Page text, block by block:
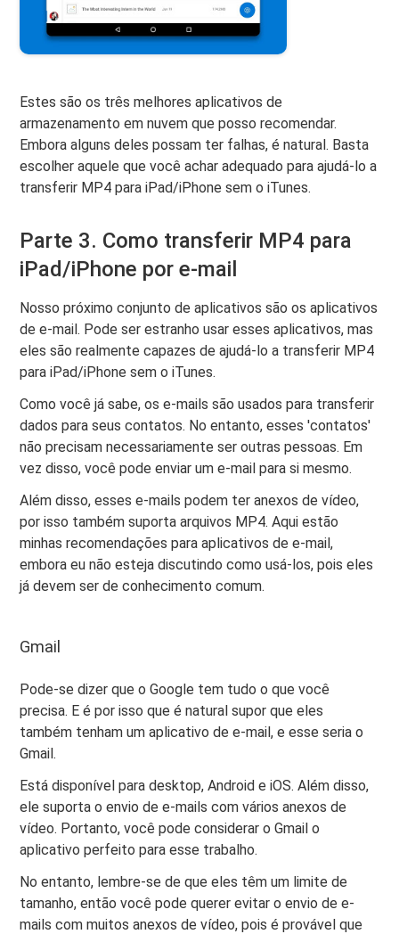
Estes são os três melhores aplicativos de
armazenamento em nuvem que posso recomendar.
Embora alguns deles possam ter falhas, é natural. Basta
escolher aquele que você achar adequado para ajudá-lo a
transferir MP4 para iPad/iPhone sem o iTunes.
Parte 3. Como transferir MP4 para
iPad/iPhone por e-mail
Nosso próximo conjunto de aplicativos são os aplicativos
de e-mail. Pode ser estranho usar esses aplicativos, mas
eles são realmente capazes de ajudá-lo a transferir MP4
para iPad/iPhone sem o iTunes.
Como você já sabe, os e-mails são usados ​​para transferir
dados para seus contatos. No entanto, esses 'contatos'
não precisam necessariamente ser outras pessoas. Em
vez disso, você pode enviar um e-mail para si mesmo.
Além disso, esses e-mails podem ter anexos de vídeo,
por isso também suporta arquivos MP4. Aqui estão
minhas recomendações para aplicativos de e-mail,
embora eu não esteja discutindo como usá-los, pois eles
já devem ser de conhecimento comum.
Gmail
Pode-se dizer que o Google tem tudo o que você
precisa. E é por isso que é natural supor que eles
também tenham um aplicativo de e-mail, e esse seria o
Gmail.
Está disponível para desktop, Android e iOS. Além disso,
ele suporta o envio de e-mails com vários anexos de
vídeo. Portanto, você pode considerar o Gmail o
aplicativo perfeito para esse trabalho.
No entanto, lembre-se de que eles têm um limite de
tamanho, então você pode querer evitar o envio de e-
mails com muitos anexos de vídeo, pois é provável que